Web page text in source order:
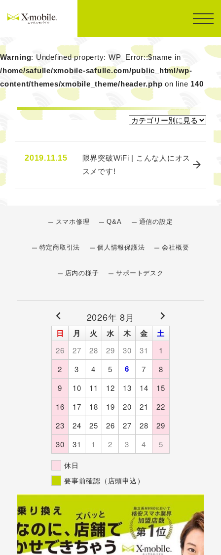
Warning: Undefined property: WP_Error::$name in
/home/safulle/xmobile-safulle.com/public_html/wp-
content/themes/xmobile_theme/header.php on line 140
2019.11.15
限界突破WiFi | こんな人にオス
スメです!
スマホ修理 Q&A 通信の設定
特定商取引法 個人情報保護法 会社概要
店内の様子 サポートデスク
2026年 8月
日 月 火 水 木 金 土
26 27 28 29 30 31
1
2
3 4 5 6 7
8
9
10 11 12 13 14
15
16
17 18 19 20 21
22
23
24 25 26 27 28
29
30
31 1 2 3 4 5
休日
要事前確認（店頭申込）